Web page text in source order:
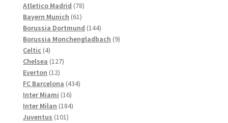
Produkte
Atletico Madrid 7878
Bayern Munich 6161
Produkte
Borussia Dortmund 144144
Produkte
Borussia Monchengladbach 99
Celtic 44
Produkte
Chelsea 127127
Everton 1212
Produkte
FC Barcelona 434434
Inter Miami 1616
Produkte
Inter Milan 184184
Juventus 101101